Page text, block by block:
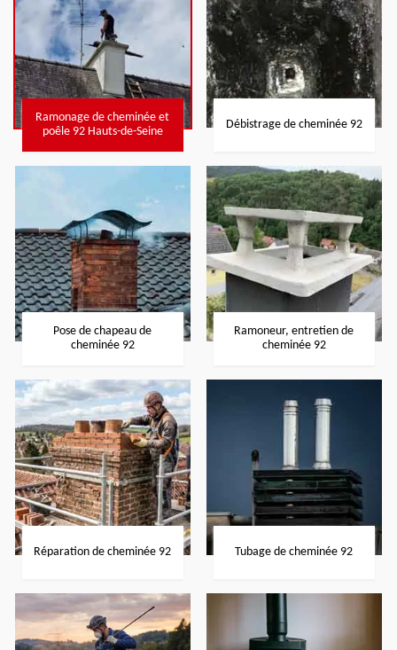
Ramonage de cheminée et
poêle 92 Hauts-de-Seine
Débistrage de cheminée 92
Pose de chapeau de
cheminée 92
Ramoneur, entretien de
cheminée 92
Réparation de cheminée 92 Tubage de cheminée 92